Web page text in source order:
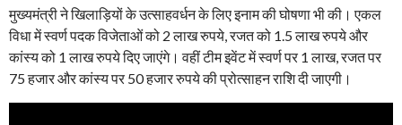
मुख्यमंत्री ने खिलाड़ियों के उत्साहवर्धन के लिए इनाम की घोषणा भी की। एकल
विधा में स्वर्ण पदक विजेताओं को 2 लाख रुपये, रजत को 1.5 लाख रुपये और
कांस्य को 1 लाख रुपये दिए जाएंगे। वहीं टीम इवेंट में स्वर्ण पर 1 लाख, रजत पर
75 हजार और कांस्य पर 50 हजार रुपये की प्रोत्साहन राशि दी जाएगी।